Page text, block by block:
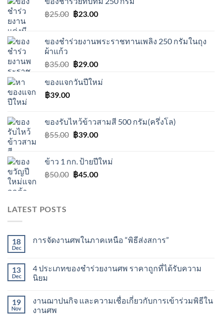
฿25.00 Original
฿25.00.
฿23.00Current
฿23.00.
ของชำร่วยงานพระราชทานเพลิง 250 กรัมในถุง
ผ้าแก้ว
฿35.00 Original
was:
฿29.00Current
is:
ของแจกวันปีใหม่
฿39.00
ของรับไหว้ข้าวสามสี 500 กรัม(ครึ่งโล)
฿55.00 Original
฿55.00.
฿39.00Current
is:
฿39.00.
ข้าว 1 กก. ป้ายปีใหม่
฿50.00 Original
฿45.00Current
LATEST POSTS
18
Dec
การจัดงานศพในภาคเหนือ “พิธีส่งสการ”
13
Dec
4 ประเภทของชำร่วยงานศพ ราคาถูกที่ได้รับความ
นิยม
19
Nov
งานฌาปนกิจ และความเชื่อเกี่ยวกับการเข้าร่วมพิธีใน
งานศพ